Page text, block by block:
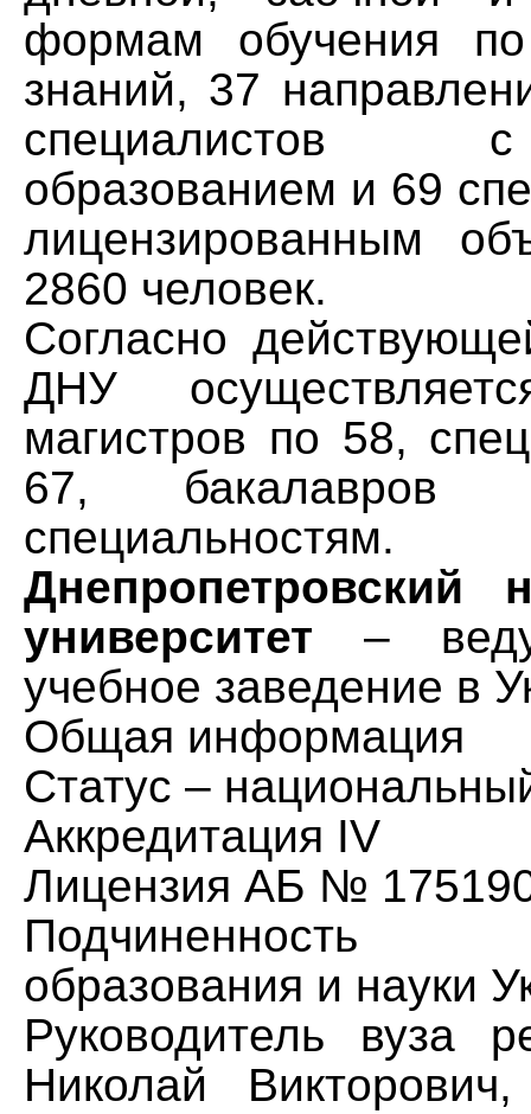
формам обучения
знаний, 37
образованием и 69
лицензированным
2860 человек.
Согласно
ДНУ
магистров по 58,
67,
специальностям.
Днепропетровский
университет –
учебное заведение в
Общая информация
Статус –
Аккредитация IV
Лицензия АБ №
Подчиненность
образования и науки
Руководитель вуза
Николай